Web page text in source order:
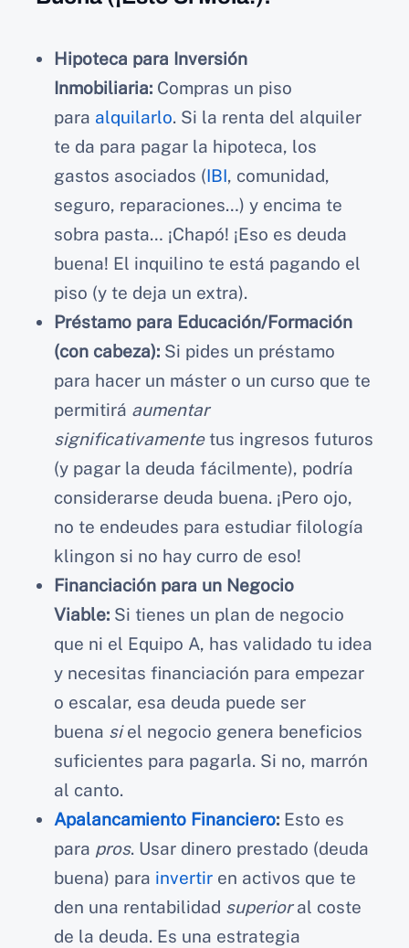
Hipoteca para Inversión
Inmobiliaria: Compras un piso
para alquilarlo. Si la renta del alquiler
te da para pagar la hipoteca, los
gastos asociados (IBI, comunidad,
seguro, reparaciones…) y encima te
sobra pasta… ¡Chapó! ¡Eso es deuda
buena! El inquilino te está pagando el
piso (y te deja un extra).
Préstamo para Educación/Formación
(con cabeza): Si pides un préstamo
para hacer un máster o un curso que te
permitirá aumentar
significativamentetus ingresos futuros
(y pagar la deuda fácilmente), podría
considerarse deuda buena. ¡Pero ojo,
no te endeudes para estudiar filología
klingon si no hay curro de eso!
Financiación para un Negocio
Viable: Si tienes un plan de negocio
que ni el Equipo A, has validado tu idea
y necesitas financiación para empezar
o escalar, esa deuda puede ser
buena siel negocio genera beneficios
suficientes para pagarla. Si no, marrón
al canto.
Apalancamiento Financiero: Esto es
para pros. Usar dinero prestado (deuda
buena) para invertir en activos que te
den una rentabilidad superioral coste
de la deuda. Es una estrategia